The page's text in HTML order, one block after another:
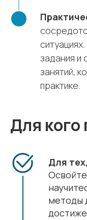
задания и
занятий,
практике.
Для кого
Для
методы